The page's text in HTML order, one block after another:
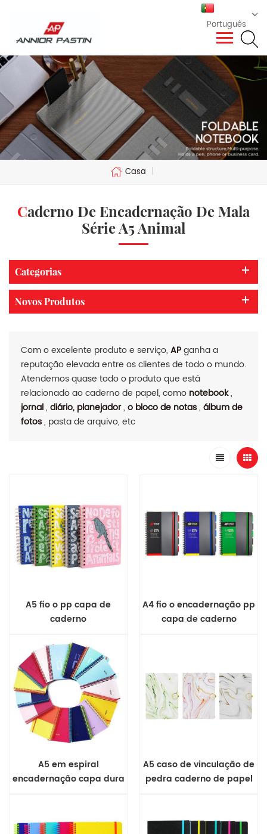
Português
Casa |
Caderno De Encadernação De Mala
Série A5 Animal
Categorias
Novos Produtos
Com o excelente produto e serviço, APganha a
reputação elevada entre os clientes de todo o mundo.
Atendemos quase todo o produto que está
relacionado ao caderno de papel, como notebook,
jornal, diário, planejador, o bloco de notas, álbum de
fotos, pasta de arquivo, etc
A5 fio o pp capa de
caderno
A4 fio o encadernação pp
capa de caderno
A5 em espiral
encadernação capa dura
A5 caso de vinculação de
pedra caderno de papel